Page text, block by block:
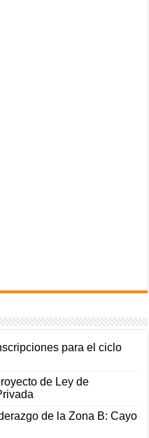
para el ciclo
de Ley de
de la Zona B: Cayo